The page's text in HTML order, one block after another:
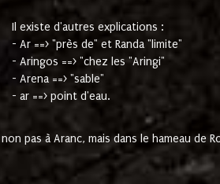
Il existe d'autres explications :
- Ar ==> "près de" et Randa "limite"
- Aringos ==> "chez les "Aringi"
- Arena ==> "sable"
- ar ==> point d'eau.
pas à Aranc, mais dans le hameau de